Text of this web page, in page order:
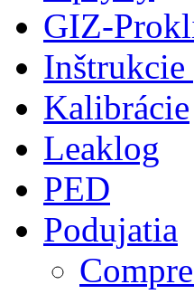
GIZ-
Inštrukcie
Kalibrácie
Leaklog
PED
Podujatia